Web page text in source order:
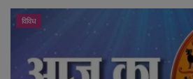
विविध